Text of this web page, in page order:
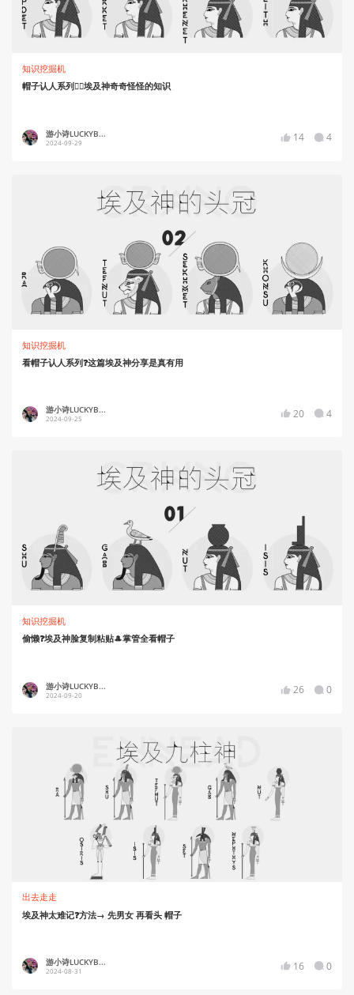
知识挖掘机
帽子认人系列👉🏻埃及神奇奇怪怪的知识
游小诗LUCKYB...
2024-09-29 14 4
知识挖掘机
看帽子认人系列❓这篇埃及神分享是真有用
游小诗LUCKYB...
2024-09-25 20 4
知识挖掘机
偷懒❓埃及神脸复制粘贴🎩掌管全看帽子
游小诗LUCKYB...
2024-09-20 26 0
出去走走
埃及神太难记❓方法→ 先男女 再看头 帽子
游小诗LUCKYB...
2024-08-31 16 0